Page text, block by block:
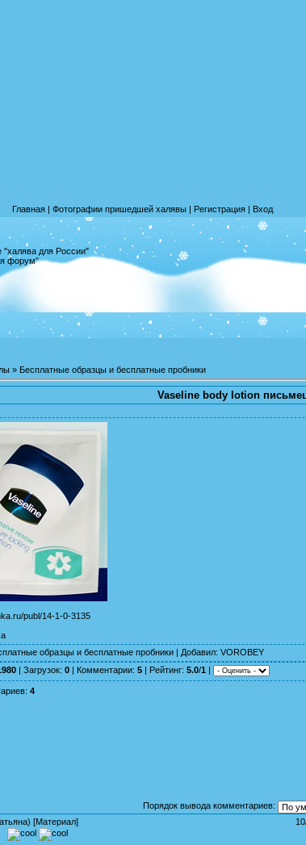
Главная| Фотографии пришедшей халявы| Регистрация| Вход
для России"
форум"
» Бесплатные образцы и бесплатные пробники
Vaseline body lotion
publ/14-1-0-3135
образцы и бесплатные пробники | Добавил: VOROBEY
| Загрузок: 0 | Комментарии: 5 | Рейтинг: 5.0/1 |
: 4
Порядок вывода комментариев:
) [Материал]